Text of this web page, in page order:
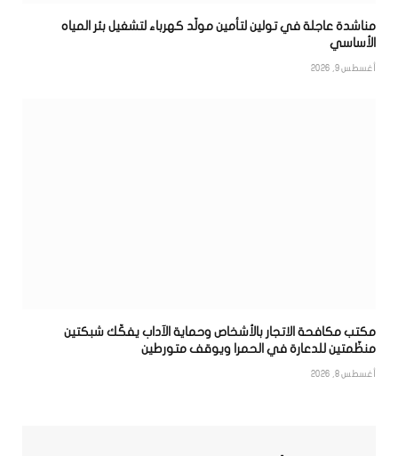
مناشدة عاجلة في تولين لتأمين مولّد كهرباء لتشغيل بئر المياه
الأساسي
أغسطس 9, 2026
مكتب مكافحة الاتجار بالأشخاص وحماية الآداب يفكّك شبكتين
منظّمتين للدعارة في الحمرا ويوقف متورطين
أغسطس 8, 2026